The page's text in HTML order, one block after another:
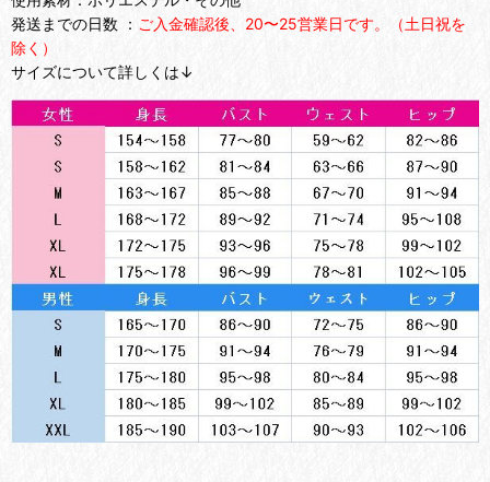
発送までの日数 ： ご入金確認後、20〜25営業日です。（土日祝を
除く）
サイズについて詳しくは↓